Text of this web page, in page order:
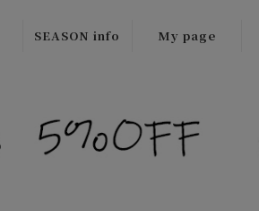
SEASON info
SALE/Outlet
My page